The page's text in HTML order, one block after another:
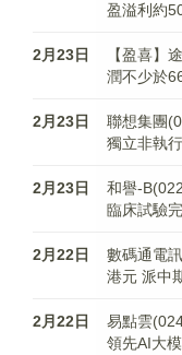
盈溢利約
2月23日
【盈喜】
潤不少於
2月23日
聯想集團
獨立非執
2月23日
和譽-
臨床試驗
2月22日
數碼通電
港元 派中
2月22日
易點雲
領先AI大